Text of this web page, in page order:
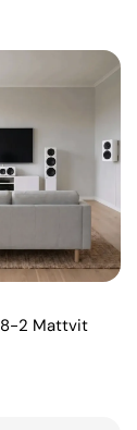
8-2 Mattvit